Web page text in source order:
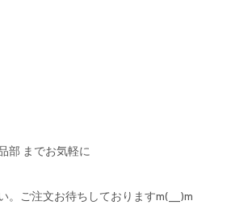
部 までお気軽に
。ご注文お待ちしておりますm(__)m